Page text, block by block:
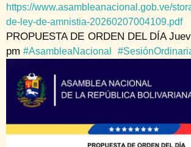
https://www.asambleanacional.gob.ve/
de-ley-de-amnistia-20260207004109.pdf
PROPUESTA DE ORDEN DEL DÍA
pm #AsambleaNacional